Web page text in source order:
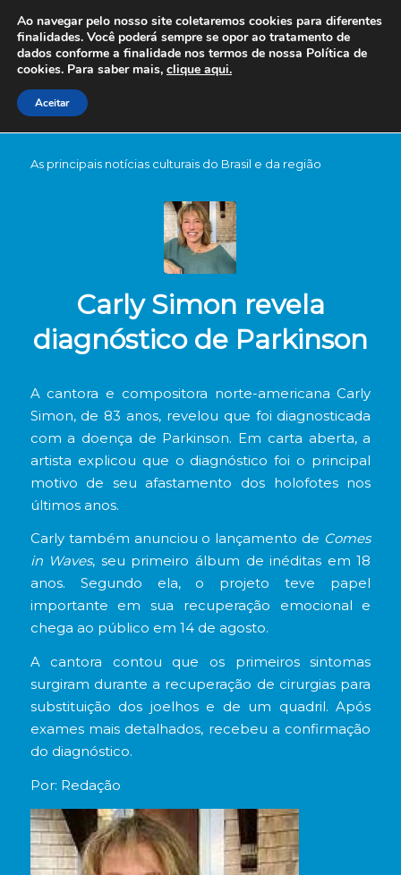
As principais notícias culturais do Brasil e da região
Carly Simon revela
diagnóstico de Parkinson
A cantora e compositora norte-americana Carly
Simon, de 83 anos, revelou que foi diagnosticada
com a doença de Parkinson. Em carta aberta, a
artista explicou que o diagnóstico foi o principal
motivo de seu afastamento dos holofotes nos
últimos anos.
Carly também anunciou o lançamento de Comes
in Waves, seu primeiro álbum de inéditas em 18
anos. Segundo ela, o projeto teve papel
importante em sua recuperação emocional e
chega ao público em 14 de agosto.
A cantora contou que os primeiros sintomas
surgiram durante a recuperação de cirurgias para
substituição dos joelhos e de um quadril. Após
exames mais detalhados, recebeu a confirmação
do diagnóstico.
Por: Redação
Ao navegar pelo nosso site coletaremos cookies para diferentes
finalidades. Você poderá sempre se opor ao tratamento de
dados conforme a finalidade nos termos de nossa Política de
cookies. Para saber mais, clique aqui.
Aceitar